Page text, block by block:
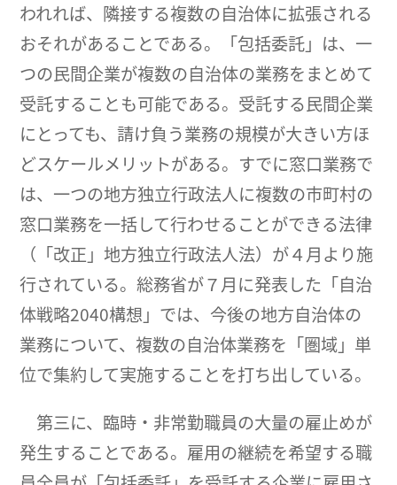
われれば、隣接する複数の自治体に拡張される
おそれがあることである。「包括委託」は、一
つの民間企業が複数の自治体の業務をまとめて
受託することも可能である。受託する民間企業
にとっても、請け負う業務の規模が大きい方ほ
どスケールメリットがある。すでに窓口業務で
は、一つの地方独立行政法人に複数の市町村の
窓口業務を一括して行わせることができる法律
（「改正」地方独立行政法人法）が４月より施
行されている。総務省が７月に発表した「自治
体戦略2040構想」では、今後の地方自治体の
業務について、複数の自治体業務を「圏域」単
位で集約して実施することを打ち出している。
第三に、臨時・非常勤職員の大量の雇止めが
発生することである。雇用の継続を希望する職